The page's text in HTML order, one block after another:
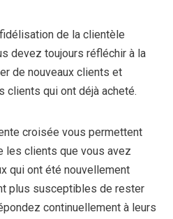
de la clientèle
devez toujours réfléchir à la
de nouveaux clients et
qui ont déjà acheté.
croisée vous permettent
les clients que vous avez
qui ont été nouvellement
plus susceptibles de rester
continuellement à leurs